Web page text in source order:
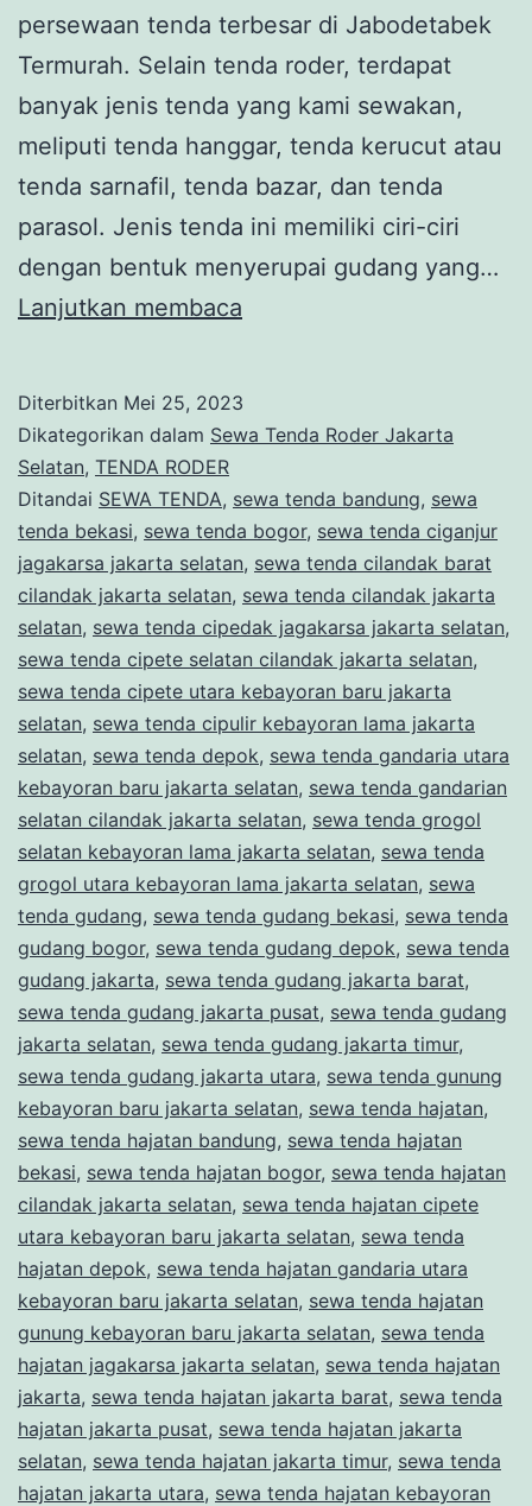
persewaan tenda terbesar di Jabodetabek
Termurah. Selain tenda roder, terdapat
banyak jenis tenda yang kami sewakan,
meliputi tenda hanggar, tenda kerucut atau
tenda sarnafil, tenda bazar, dan tenda
parasol. Jenis tenda ini memiliki ciri-ciri
dengan bentuk menyerupai gudang yang…
Lanjutkan membaca
Jakarta
Diterbitkan Mei 25, 2023
Dikategorikan dalam Sewa Tenda Roder Jakarta
Selatan, TENDA RODER
Ditandai SEWA TENDA, sewa tenda bandung, sewa
tenda bekasi, sewa tenda bogor, sewa tenda ciganjur
jagakarsa jakarta selatan, sewa tenda cilandak barat
cilandak jakarta selatan, sewa tenda cilandak jakarta
selatan, sewa tenda cipedak jagakarsa jakarta selatan,
sewa tenda cipete selatan cilandak jakarta selatan,
sewa tenda cipete utara kebayoran baru jakarta
selatan, sewa tenda cipulir kebayoran lama jakarta
selatan, sewa tenda depok, sewa tenda gandaria utara
kebayoran baru jakarta selatan, sewa tenda gandarian
selatan cilandak jakarta selatan, sewa tenda grogol
selatan kebayoran lama jakarta selatan, sewa tenda
grogol utara kebayoran lama jakarta selatan, sewa
tenda gudang, sewa tenda gudang bekasi, sewa tenda
gudang bogor, sewa tenda gudang depok, sewa tenda
gudang jakarta, sewa tenda gudang jakarta barat,
sewa tenda gudang jakarta pusat, sewa tenda gudang
jakarta selatan, sewa tenda gudang jakarta timur,
sewa tenda gudang jakarta utara, sewa tenda gunung
kebayoran baru jakarta selatan, sewa tenda hajatan,
sewa tenda hajatan bandung, sewa tenda hajatan
bekasi, sewa tenda hajatan bogor, sewa tenda hajatan
cilandak jakarta selatan, sewa tenda hajatan cipete
utara kebayoran baru jakarta selatan, sewa tenda
hajatan depok, sewa tenda hajatan gandaria utara
kebayoran baru jakarta selatan, sewa tenda hajatan
gunung kebayoran baru jakarta selatan, sewa tenda
hajatan jagakarsa jakarta selatan, sewa tenda hajatan
jakarta, sewa tenda hajatan jakarta barat, sewa tenda
hajatan jakarta pusat, sewa tenda hajatan jakarta
selatan, sewa tenda hajatan jakarta timur, sewa tenda
hajatan jakarta utara, sewa tenda hajatan kebayoran